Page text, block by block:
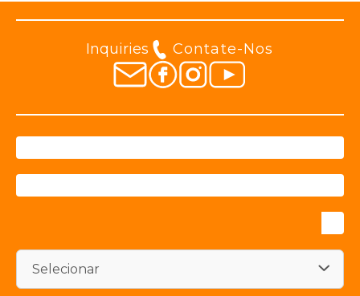
Inquiries Contate-Nos
Selecionar